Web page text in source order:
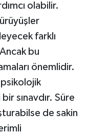
olabilir.
farklı
bu
önemlidir.
psikolojik
sınavdır. Süre
de sakin